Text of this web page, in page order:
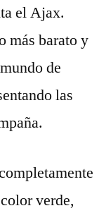
el Ajax.
más barato y
de
las
verde,